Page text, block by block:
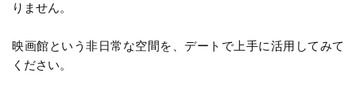
りません。
映画館という非日常な空間を、デートで上手に活用してみて
ください。